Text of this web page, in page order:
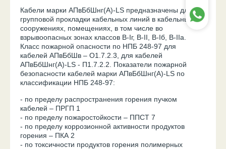
Кабели марки АПвБбШнг(А)-LS предназначены для
групповой прокладки кабельных линий в кабельных
сооружениях, помещениях, в том числе во
взрывоопасных зонах классов В-Iг, В-II, В-Iб, В-IIа.
Класс пожарной опасности по НПБ 248-97 для
кабелей АПвБбШв – О1.7.2.3, для кабелей
АПвБбШнг(А)-LS - П1.7.2.2. Показатели пожарной
безопасности кабелей марки АПвБбШнг(А)-LS по
классификации НПБ 248-97:
- по пределу распространения горения пучком
кабелей – ПРГП 1
- по пределу пожаростойкости – ППСТ 7
- по пределу коррозионной активности продуктов
горения – ПКА 2
- по токсичности продуктов горения полимерных